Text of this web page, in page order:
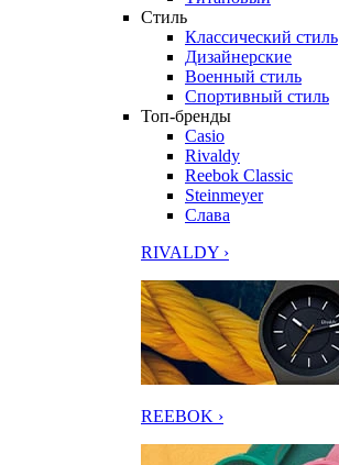
Стиль
Классический стиль
Дизайнерские
Военный стиль
Спортивный стиль
Топ-бренды
Casio
Rivaldy
Reebok Classic
Steinmeyer
Слава
RIVALDY ›
REEBOK ›